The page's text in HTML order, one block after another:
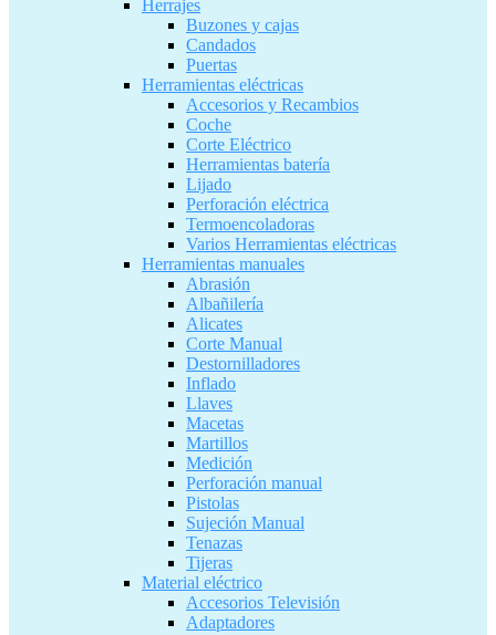
Herrajes
Buzones y cajas
Candados
Puertas
Herramientas eléctricas
Accesorios y Recambios
Coche
Corte Eléctrico
Herramientas batería
Lijado
Perforación eléctrica
Termoencoladoras
Varios Herramientas eléctricas
Herramientas manuales
Abrasión
Albañilería
Alicates
Corte Manual
Destornilladores
Inflado
Llaves
Macetas
Martillos
Medición
Perforación manual
Pistolas
Sujeción Manual
Tenazas
Tijeras
Material eléctrico
Accesorios Televisión
Adaptadores